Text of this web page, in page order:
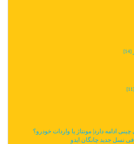
[14]
[11]
ادامه دارد| مونتاژ یا واردات خودرو؟
نسل جدید چانگان ایدو